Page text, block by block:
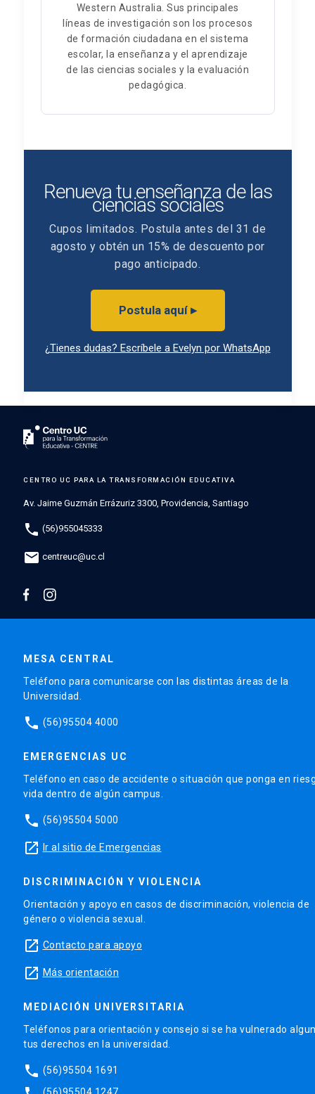
Western Australia. Sus principales
líneas de investigación son los procesos
de formación ciudadana en el sistema
escolar, la enseñanza y el aprendizaje
de las ciencias sociales y la evaluación
pedagógica.
Renueva tu enseñanza de las
ciencias sociales
Cupos limitados. Postula antes del 31 de
agosto y obtén un 15% de descuento por
pago anticipado.
Postula aquí ▸
¿Tienes dudas? Escríbele a Evelyn por WhatsApp
CENTRO UC PARA LA TRANSFORMACIÓN EDUCATIVA
Av. Jaime Guzmán Errázuriz 3300, Providencia, Santiago
phone (56)955045333
mail centreuc@uc.cl
MESA CENTRAL
Teléfono para comunicarse con las distintas áreas de la
Universidad.
phone (56)95504 4000
EMERGENCIAS UC
Teléfono en caso de accidente o situación que ponga en
vida dentro de algún campus.
phone (56)95504 5000
launch Ir al sitio de Emergencias
DISCRIMINACIÓN Y VIOLENCIA
Orientación y apoyo en casos de discriminación, violencia de
género o violencia sexual.
launch Contacto para apoyo
launch Más orientación
MEDIACIÓN UNIVERSITARIA
Teléfonos para orientación y consejo si se ha vulnerado
tus derechos en la universidad.
phone (56)95504 1691